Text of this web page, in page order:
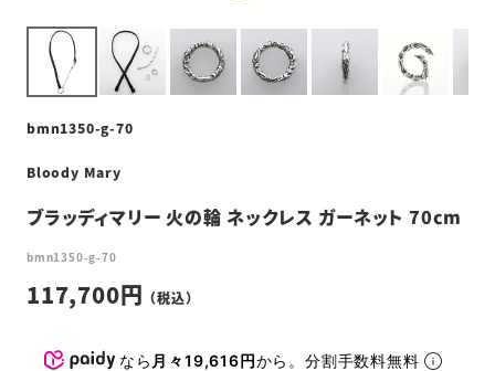
bmn1350-g-70
Bloody Mary
ブラッディマリー 火の輪 ネックレス ガーネット 70cm
bmn1350-g-70
117,700
なら 月々19,616円から。分割手数料無料